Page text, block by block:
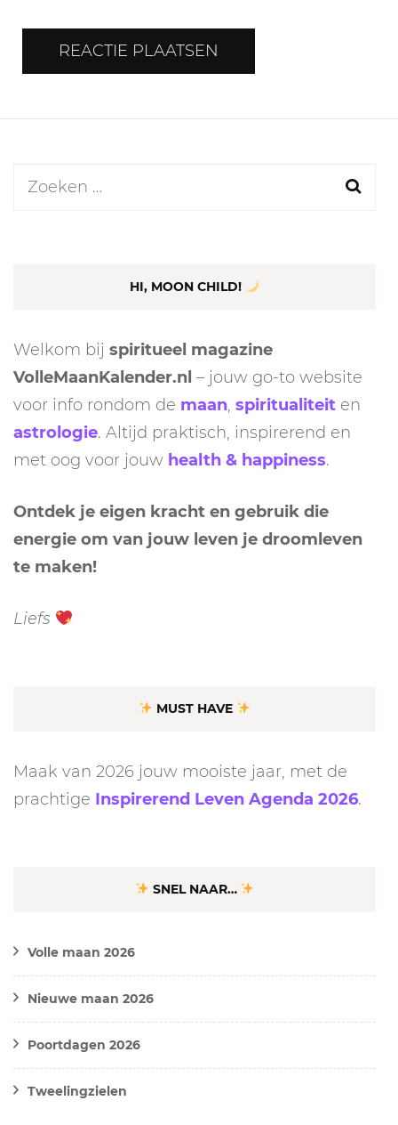
Zoeken
HI, MOON CHILD!
Welkom bij spiritueel magazine
VolleMaanKalender.nl – jouw go-to website
voor info rondom de maan, spiritualiteit en
astrologie. Altijd praktisch, inspirerend en
met oog voor jouw health & happiness.
Ontdek je eigen kracht en gebruik die
energie om van jouw leven je droomleven
te maken!
Liefs
MUST HAVE
Maak van 2026 jouw mooiste jaar, met de
prachtige Inspirerend Leven Agenda 2026.
SNEL NAAR…
Volle maan 2026
Nieuwe maan 2026
Poortdagen 2026
Tweelingzielen